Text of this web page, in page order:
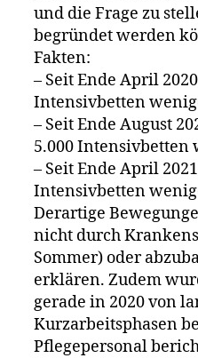
und die Frage zu
begründet werden
Fakten:
– Seit Ende April
Intensivbetten
– Seit Ende August
5.000 Intensivbetten
– Seit Ende April
Intensivbetten
Derartige
nicht durch
Sommer) oder
erklären. Zudem
gerade in 2020 von
Kurzarbeitsphasen
Pflegepersonal